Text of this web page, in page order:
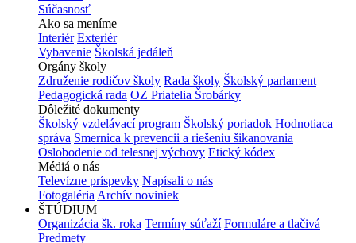
Súčasnosť
Ako sa meníme
Interiér Exteriér
Vybavenie Školská jedáleň
Orgány školy
Združenie rodičov školy Rada školy Školský parlament
Pedagogická rada OZ Priatelia Šrobárky
Dôležité dokumenty
Školský vzdelávací program Školský poriadok Hodnotiaca
správa Smernica k prevencii a riešeniu šikanovania
Oslobodenie od telesnej výchovy Etický kódex
Médiá o nás
Televízne príspevky Napísali o nás
Fotogaléria Archív noviniek
ŠTÚDIUM
Organizácia šk. roka Termíny súťaží Formuláre a tlačivá
Predmety